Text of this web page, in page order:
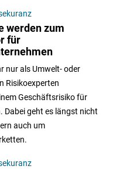
werden zum
für
nur als Umwelt- oder
Risikoexperten
Geschäftsrisiko für
Dabei geht es längst nicht
auch um